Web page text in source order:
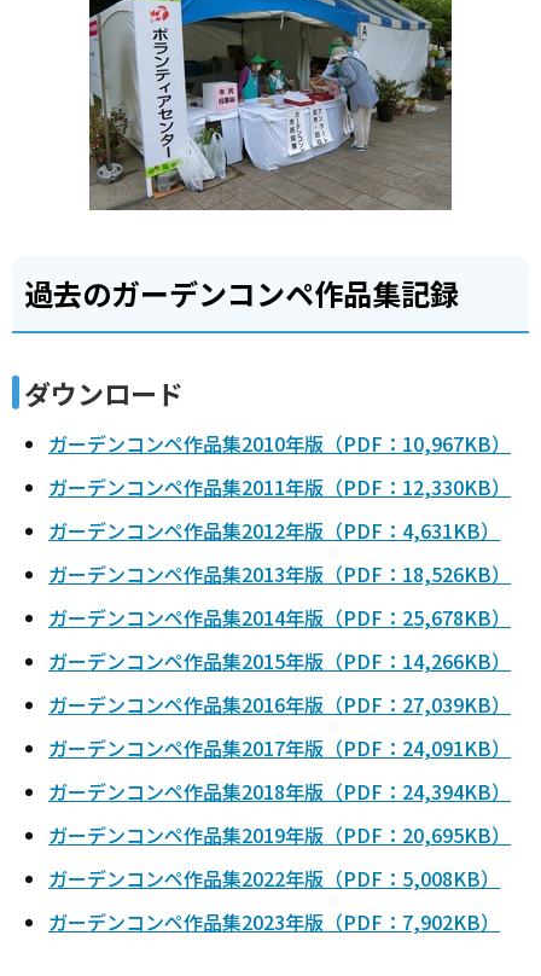
過去のガーデンコンペ作品集記録
ダウンロード
ガーデンコンペ作品集2010年版（PDF：10,967KB）
ガーデンコンペ作品集2011年版（PDF：12,330KB）
ガーデンコンペ作品集2012年版（PDF：4,631KB）
ガーデンコンペ作品集2013年版（PDF：18,526KB）
ガーデンコンペ作品集2014年版（PDF：25,678KB）
ガーデンコンペ作品集2015年版（PDF：14,266KB）
ガーデンコンペ作品集2016年版（PDF：27,039KB）
ガーデンコンペ作品集2017年版（PDF：24,091KB）
ガーデンコンペ作品集2018年版（PDF：24,394KB）
ガーデンコンペ作品集2019年版（PDF：20,695KB）
ガーデンコンペ作品集2022年版（PDF：5,008KB）
ガーデンコンペ作品集2023年版（PDF：7,902KB）